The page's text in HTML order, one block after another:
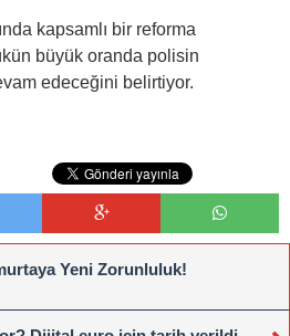
kapsamlı bir reforma
büyük oranda polisin
edeceğini belirtiyor.
Yeni Zorunluluk!